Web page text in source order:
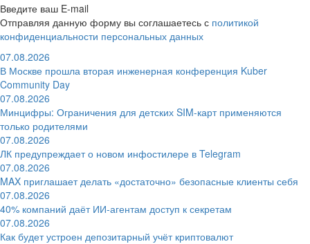
Введите ваш E-mail
Отправляя данную форму вы соглашаетесь с политикой
конфиденциальности персональных данных
07.08.2026
В Москве прошла вторая инженерная конференция Kuber
Community Day
07.08.2026
Минцифры: Ограничения для детских SIM-карт применяются
только родителями
07.08.2026
ЛК предупреждает о новом инфостилере в Telegram
07.08.2026
MAX приглашает делать «достаточно» безопасные клиенты себя
07.08.2026
40% компаний даёт ИИ‑агентам доступ к секретам
07.08.2026
Как будет устроен депозитарный учёт криптовалют